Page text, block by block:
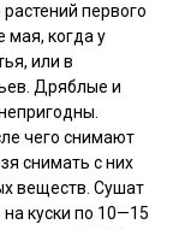
первого
мая, когда у
или в
Дряблые и
чего снимают
снимать с них
веществ. Сушат
куски по 10—15